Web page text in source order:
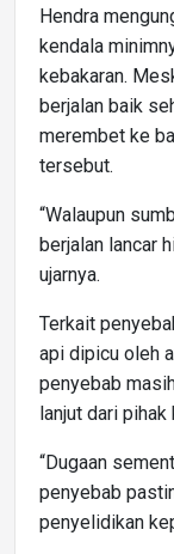
Hendra
kendala
kebakaran.
berjalan baik
merembet ke
tersebut.
“Walaupun
berjalan lancar
ujarnya.
Terkait
api dipicu oleh
penyebab
lanjut dari
“Dugaan
penyebab
penyelidikan